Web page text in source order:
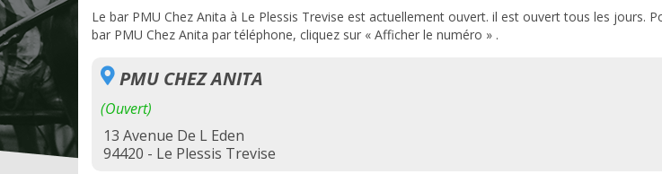
Le bar PMU Chez Anita à Le Plessis Trevise est actuellement ouvert. il est ouvert tous les jours.
bar PMU Chez Anita par téléphone, cliquez sur « Afficher le numéro » .
PMU CHEZ ANITA
(Ouvert)
13 Avenue De L Eden
94420 - Le Plessis Trevise